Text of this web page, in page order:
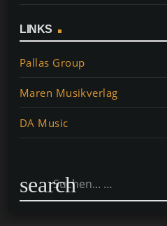
LINKS
Pallas Group
Maren Musikverlag
DA Music
search